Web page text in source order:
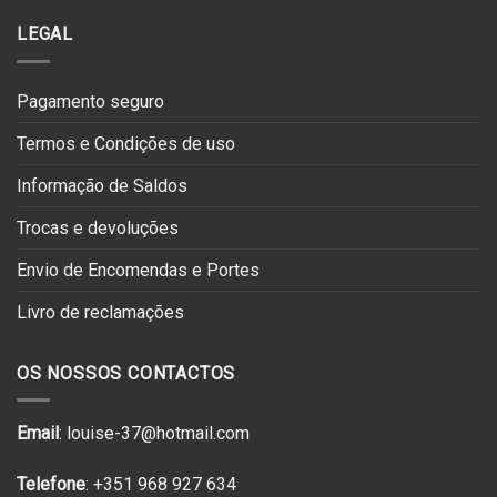
LEGAL
Pagamento seguro
Termos e Condições de uso
Informação de Saldos
Trocas e devoluções
Envio de Encomendas e Portes
Livro de reclamações
OS NOSSOS CONTACTOS
Email : louise-37@hotmail.com
Telefone: +351 968 927 634